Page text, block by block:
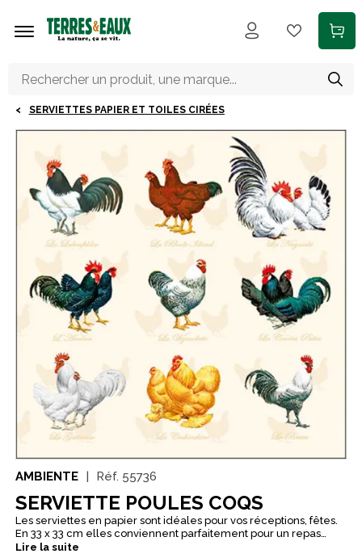
SERVIETTES PAPIER ET TOILES CIRÉES
AMBIENTE Réf. 55736
SERVIETTE POULES COQS
Les serviettes en papier sont idéales pour vos réceptions, fêtes.
En 33 x 33 cm elles conviennent parfaitement pour un repas
mais également pour un lunch ou pour l'apéritif.
Lire la suite